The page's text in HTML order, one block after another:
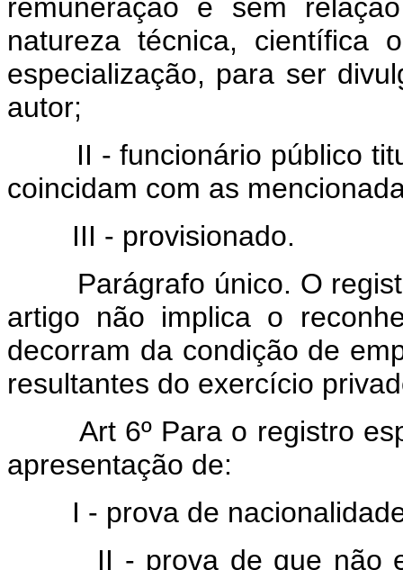
remuneração e sem
natureza técnica, científica
especialização, para ser
autor;
II - funcionário público
coincidam com as
III - provisionado.
Parágrafo único. O
artigo não implica o
decorram da condição de
resultantes do exercício
Art 6º Para o registro
apresentação de:
I - prova de nacionalidade
II - prova de que não